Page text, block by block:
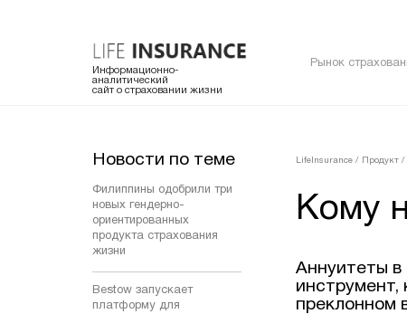
Информационно-
аналитический
сайт о страховании жизни
Рынок
Новости по теме
Филиппины одобрили три
новых гендерно-
ориентированных
продукта страхования
жизни
Bestow запускает
платформу для
LifeInsurance / Продукт /
Кому
Аннуитеты в
инструмент,
преклонном